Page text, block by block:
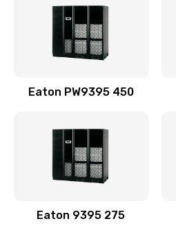
Eaton PW9395 450
Eaton 9395 275